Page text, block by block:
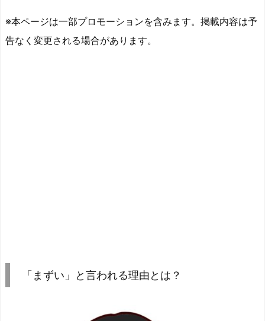
※本ページは一部プロモーションを含みます。掲載内容は予
告なく変更される場合があります。
「まずい」と言われる理由とは？